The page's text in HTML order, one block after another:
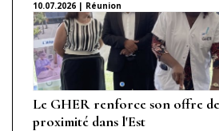
10.07.2026 | Réunion
Le GHER renforce son offre
proximité dans l'Est